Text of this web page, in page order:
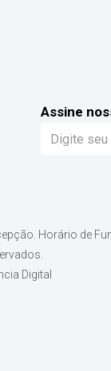
Assine
Horário de
Digital